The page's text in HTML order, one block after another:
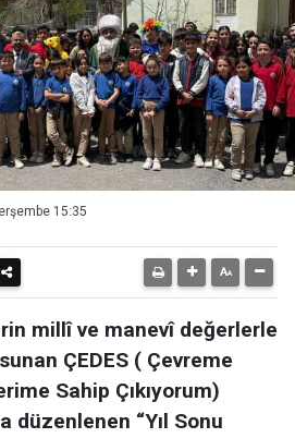
15:35
millî ve manevî değerlerle
ÇEDES ( Çevreme
Sahip Çıkıyorum)
düzenlenen “Yıl Sonu